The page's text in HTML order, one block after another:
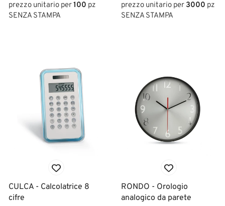
prezzo unitario per100 pz
SENZA STAMPA
prezzo unitario per3000 pz
SENZA STAMPA
CULCA - Calcolatrice 8
cifre
RONDO - Orologio
analogico da parete